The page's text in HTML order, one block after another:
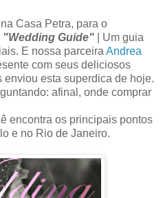
Casa Petra, para o
"Wedding Guide" | Um guia
E nossa parceira Andrea
com seus deliciosos
enviou esta superdica de hoje.
afinal, onde comprar
encontra os principais pontos
e no Rio de Janeiro.